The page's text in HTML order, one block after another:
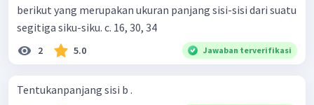
berikut yang merupakan ukuran panjang sisi-sisi dari suatu
segitiga siku-siku. c. 16, 30, 34
2 5.0 Jawaban terverifikasi
Tentukanpanjang sisi b .